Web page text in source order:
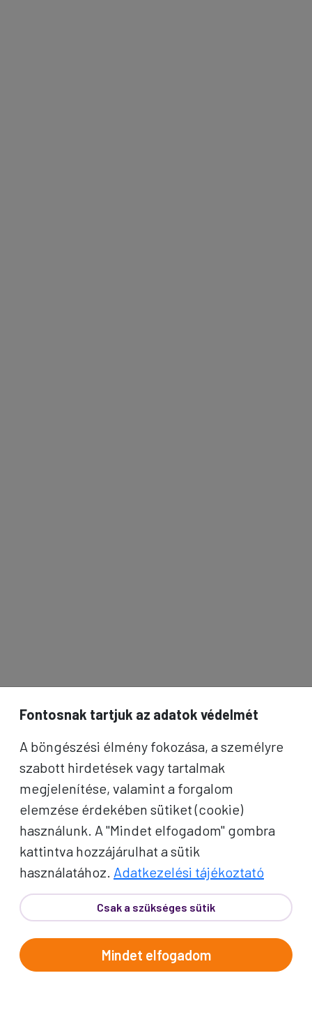
Fontosnak tartjuk az adatok védelmét
A böngészési élmény fokozása, a személyre
szabott hirdetések vagy tartalmak
megjelenítése, valamint a forgalom
elemzése érdekében sütiket (cookie)
használunk. A "Mindet elfogadom" gombra
kattintva hozzájárulhat a sütik
használatához. Adatkezelési tájékoztató
Csak a szükséges sütik
Mindet elfogadom